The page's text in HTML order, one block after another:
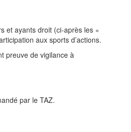
et ayants droit (ci-après les «
aux sports d’actions.
preuve de vigilance à
par le TAZ.